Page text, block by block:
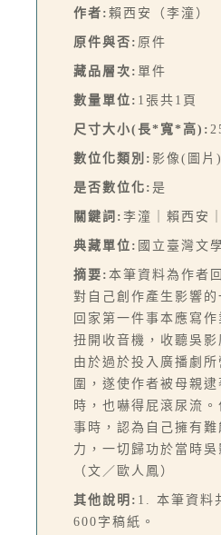
作者: 賴西安（李潼）
原件與否: 原件
藏品層次: 單件
數量單位: 1張共1頁
尺寸大小(長*寬*高):
數位化類別: 影像(圖片)
是否數位化: 是
關鍵詞: 李潼｜賴西安
典藏單位: 國立臺灣文
摘要: 本筆資料為作者
對自己創作產生影響
回家第一件事本應寫
扭開收音機，收聽吳影
由於過於投入廣播劇
圍，遂使作者被母親
時，也嚇得屁滾尿流
事時，認為自己擁有難
力，一切歸功於當時吳
（文／歐人鳳）
其他說明: 1. 本筆資料
600字稿紙。